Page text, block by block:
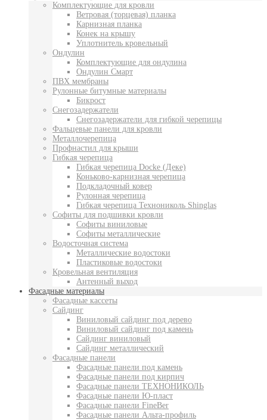
Комплектующие для кровли
Ветровая (торцевая) планка
Карнизная планка
Конек на крышу
Уплотнитель кровельный
Ондулин
Комплектующие для ондулина
Ондулин Смарт
ПВХ мембраны
Рулонные битумные материалы
Бикрост
Снегозадержатели
Снегозадержатели для гибкой черепицы
Фальцевые панели для кровли
Металлочерепица
Профнастил для крыши
Гибкая черепица
Гибкая черепица Docke (Деке)
Коньково-карнизная черепица
Подкладочный ковер
Рулонная черепица
Гибкая черепица Технониколь Shinglas
Софиты для подшивки кровли
Софиты виниловые
Софиты металлические
Водосточная система
Металлические водостоки
Пластиковые водостоки
Кровельная вентиляция
Антенный выход
Фасадные материалы
Фасадные кассеты
Сайдинг
Виниловый сайдинг под дерево
Виниловый сайдинг под камень
Сайдинг виниловый
Сайдинг металлический
Фасадные панели
Фасадные панели под камень
Фасадные панели под кирпич
Фасадные панели ТЕХНОНИКОЛЬ
Фасадные панели Ю-пласт
Фасадные панели FineBer
Фасадные панели Альта-профиль